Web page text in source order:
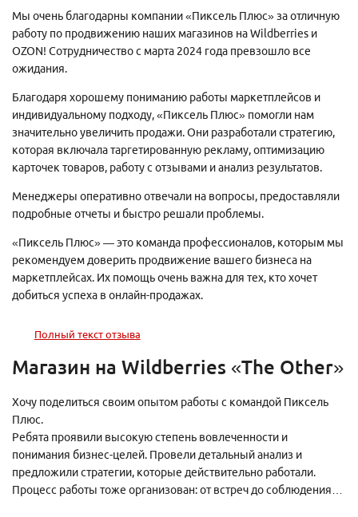
оперативно решать возникающие вопросы. Светлана
постоянно анализирует целевые показатели и внедряет новые
стратегии для их улучшения. Последние корректировки
Уверены в дальнейшем нашем успешном сотрудничестве!
Полный текст отзыва
Мы очень благодарны компании «Пиксель Плюс» за отличную
работу по продвижению наших магазинов на Wildberries и
OZON! Сотрудничество с марта 2024 года превзошло все
ожидания.
Благодаря хорошему пониманию работы маркетплейсов и
индивидуальному подходу, «Пиксель Плюс» помогли нам
значительно увеличить продажи. Они разработали стратегию,
которая включала таргетированную рекламу, оптимизацию
карточек товаров, работу с отзывами и анализ результатов.
Менеджеры оперативно отвечали на вопросы, предоставляли
подробные отчеты и быстро решали проблемы.
«Пиксель Плюс» — это команда профессионалов, которым мы
рекомендуем доверить продвижение вашего бизнеса на
маркетплейсах. Их помощь очень важна для тех, кто хочет
добиться успеха в онлайн-продажах.
Магазин на Wildberries «The Other»
Хочу поделиться своим опытом работы с командой Пиксель
Плюс.
Ребята проявили высокую степень вовлеченности и
понимания бизнес-целей. Провели детальный анализ и
предложили стратегии, которые действительно работали.
Процесс работы тоже организован: от встреч до соблюдения